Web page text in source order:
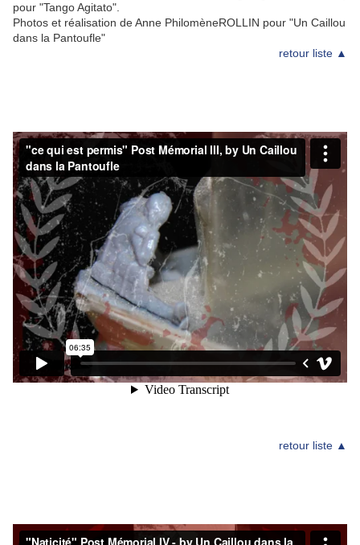
pour "Tango Agitato".
Photos et réalisation de Anne PhilomèneROLLIN pour "Un Caillou
dans la Pantoufle"
retour liste ▲
retour liste ▲